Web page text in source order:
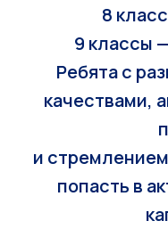
8
9 классы
Ребята с
качествами,
и
попасть в